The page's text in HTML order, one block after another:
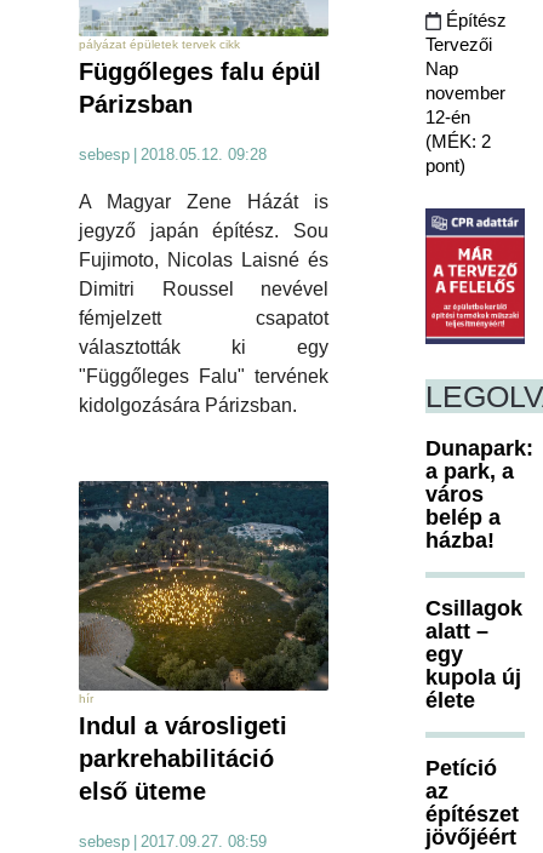
pályázat épületek tervek cikk
Függőleges falu épül
Párizsban
sebesp 2018.05.12. 09:28
A Magyar Zene Házát is
jegyző japán építész. Sou
Fujimoto, Nicolas Laisné és
Dimitri Roussel nevével
fémjelzett csapatot
választották ki egy
"Függőleges Falu" tervének
kidolgozására Párizsban.
hír
Indul a városligeti
parkrehabilitáció
első üteme
sebesp 2017.09.27. 08:59
Építész
Tervezői
Nap
november
12-én
(MÉK: 2
pont)
Dunapark:
a park, a
város
belép a
házba!
Csillagok
alatt –
egy
kupola új
élete
Petíció
az
építészet
jövőjéért